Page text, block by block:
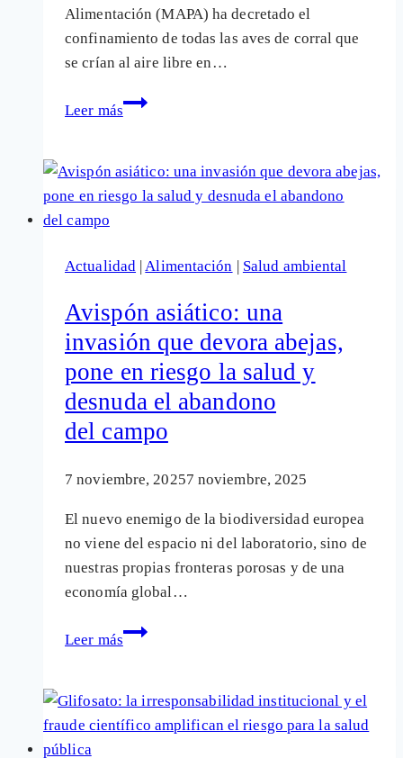
Alimentación (MAPA) ha decretado el
confinamiento de todas las aves de corral que
se crían al aire libre en…
Leer más
Confinamiento
las
aves
gripe
¿protección
sanitaria
o
castigo
al
modelo
industrial?
Actualidad |Alimentación | Salud ambiental
Avispón asiático: una
invasión que devora abejas,
pone en riesgo la salud y
desnuda el abandono
del campo
7 noviembre, 20257 noviembre, 2025
El nuevo enemigo de la biodiversidad europea
no viene del espacio ni del laboratorio, sino de
nuestras propias fronteras porosas y de una
economía global…
Leer más
Avispón
invasión que
devora